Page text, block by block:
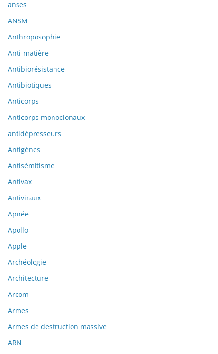
anses
ANSM
Anthroposophie
Anti-matière
Antibiorésistance
Antibiotiques
Anticorps
Anticorps monoclonaux
antidépresseurs
Antigènes
Antisémitisme
Antivax
Antiviraux
Apnée
Apollo
Apple
Archéologie
Architecture
Arcom
Armes
Armes de destruction massive
ARN